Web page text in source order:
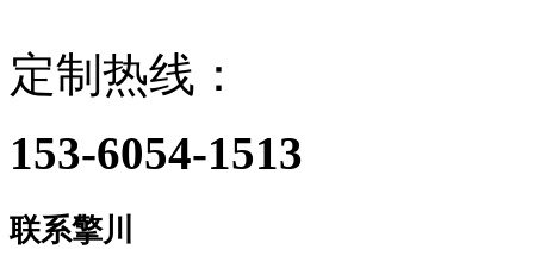
定制热线：
153-6054-1513
联系擎川